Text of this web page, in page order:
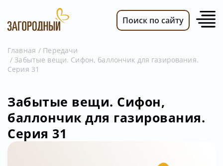
ВИДЕО
ПЕРЕДАЧИ
ТЕЛЕПРОГРАММА
Поиск по сайту
Главная
Передачи
Забытые вещи. Сифон, баллончик для газирования.
Серия 31
Забытые вещи. Сифон,
баллончик для газирования.
Серия 31